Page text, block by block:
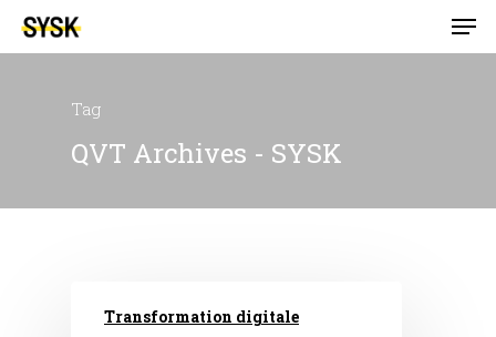
Tag
QVT Archives - SYSK
Transformation digitale